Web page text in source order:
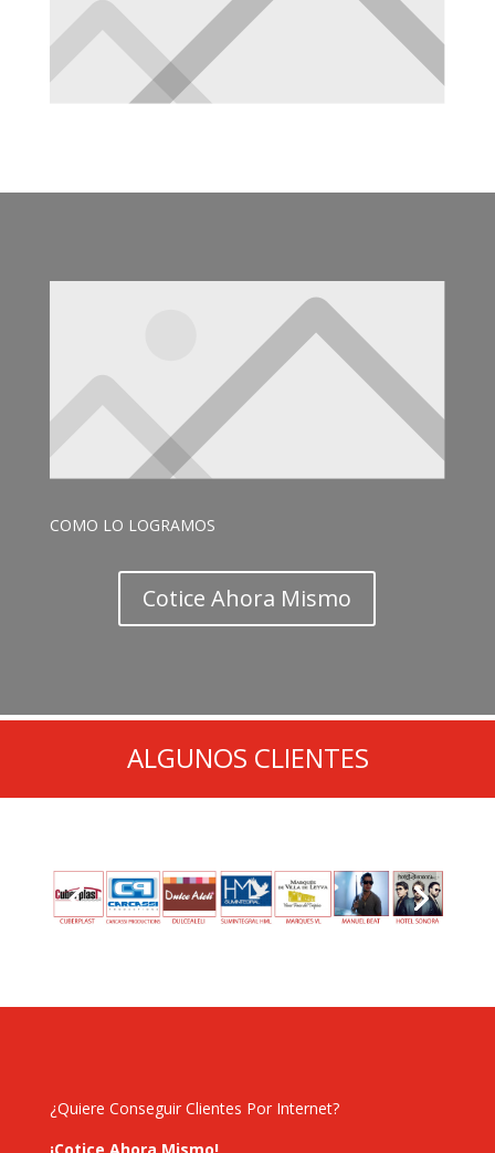
COMO LO LOGRAMOS
Cotice Ahora Mismo
ALGUNOS CLIENTES
¿Quiere Conseguir Clientes Por Internet?